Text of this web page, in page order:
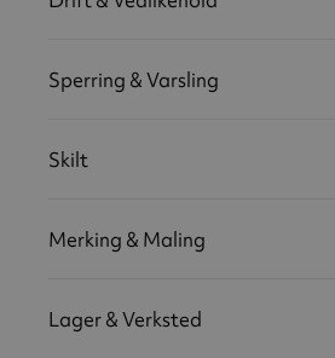
Sperring & Varsling
Skilt
Merking & Maling
Lager & Verksted